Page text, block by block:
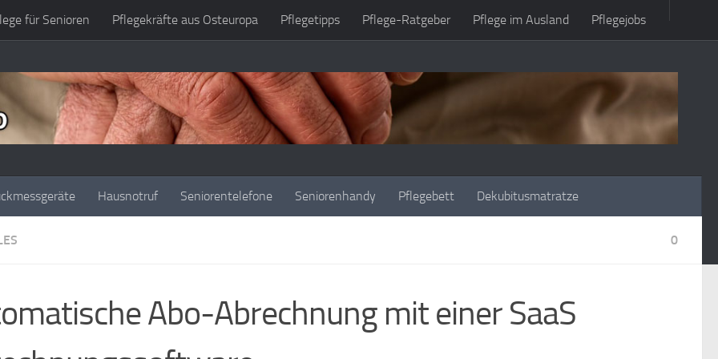
für Senioren Pflegekräfte aus Osteuropa Pflegetipps Pflege-Ratgeber Pflege im Ausland Pflegejobs
Hausnotruf Seniorentelefone Seniorenhandy Pflegebett Dekubitusmatratze
0
Abo-Abrechnung mit einer SaaS